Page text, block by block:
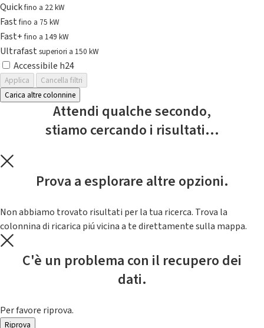
Quickfino a 22 kW
Fastfino a 75 kW
Fast+fino a 149 kW
Ultrafast superiori a 150 kW
Accessibile h24
Applica
Cancella filtri
Carica altre colonnine
Attendi qualche secondo,
stiamo cercando i risultati...
Prova a esplorare altre opzioni.
Non abbiamo trovato risultati per la tua ricerca. Trova la
colonnina di ricarica piú vicina a te direttamente sulla mappa.
C'è un problema con il recupero dei
dati.
Per favore riprova.
Riprova